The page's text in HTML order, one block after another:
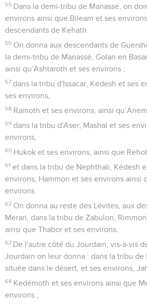
55 Dans la demi-tribu de Manassé, on
environs ainsi que Bileam et ses
descendants de Kehath.
56 On donna aux descendants de
la demi-tribu de Manassé, Golan en
ainsi qu’Ashtaroth et ses environs ;
57 dans la tribu d'Issacar, Kédesh et ses
ses environs,
58 Ramoth et ses environs, ainsi
59 dans la tribu d'Aser, Mashal et ses
environs,
60 Hukok et ses environs, ainsi que
61 et dans la tribu de Nephthali, Kédesh
environs, Hammon et ses environs ainsi
environs.
62 On donna au reste des Lévites, aux
Merari, dans la tribu de Zabulon,
ainsi que Thabor et ses environs.
63 De l'autre côté du Jourdain, vis-à-vis
Jourdain on leur donna : dans la tribu de
située dans le désert, et ses environs,
64 Kedémoth et ses environs ainsi que
environs ;